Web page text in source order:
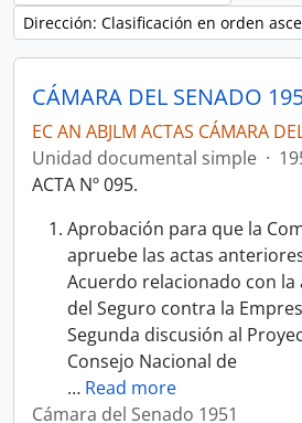
Dirección: Clasificación en orden
CÁMARA DEL SENADO
EC AN ABJLM ACTAS CÁMARA
Unidad documental simple ·
ACTA Nº 095.
Aprobación para que la
apruebe las actas
Acuerdo relacionado con la
del Seguro contra la
Segunda discusión al
Consejo Nacional de
… Read more
Cámara del Senado 1951